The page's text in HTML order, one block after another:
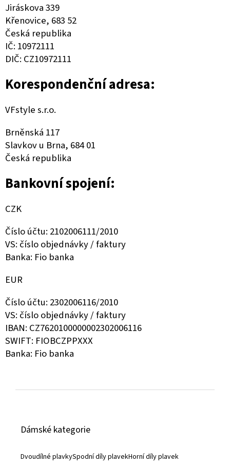
Jiráskova 339
Křenovice, 683 52
Česká republika
IČ: 10972111
DIČ: CZ10972111
Korespondenční adresa:
VFstyle s.r.o.
Brněnská 117
Slavkov u Brna, 684 01
Česká republika
Bankovní spojení:
CZK
Číslo účtu: 2102006111/2010
VS: číslo objednávky / faktury
Banka: Fio banka
EUR
Číslo účtu: 2302006116/2010
VS: číslo objednávky / faktury
IBAN: CZ7620100000002302006116
SWIFT: FIOBCZPPXXX
Banka: Fio banka
Dámské kategorie
Dvoudílné plavkySpodní díly plavekHorní díly plavek